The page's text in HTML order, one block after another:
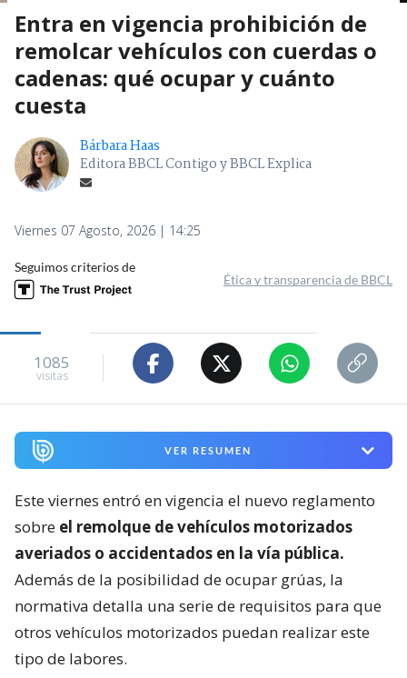
Entra en vigencia prohibición de
remolcar vehículos con cuerdas o
cadenas: qué ocupar y cuánto
cuesta
Bárbara Haas
Editora BBCL Contigo y BBCL Explica
Viernes 07 Agosto, 2026 | 14:25
Seguimos criterios de
Ética y transparencia de BBCL
1085
visitas
VER RESUMEN
Este viernes entró en vigencia el nuevo reglamento
sobre el remolque de vehículos motorizados
averiados o accidentados en la vía pública.
Además de la posibilidad de ocupar grúas, la
normativa detalla una serie de requisitos para que
otros vehículos motorizados puedan realizar este
tipo de labores.